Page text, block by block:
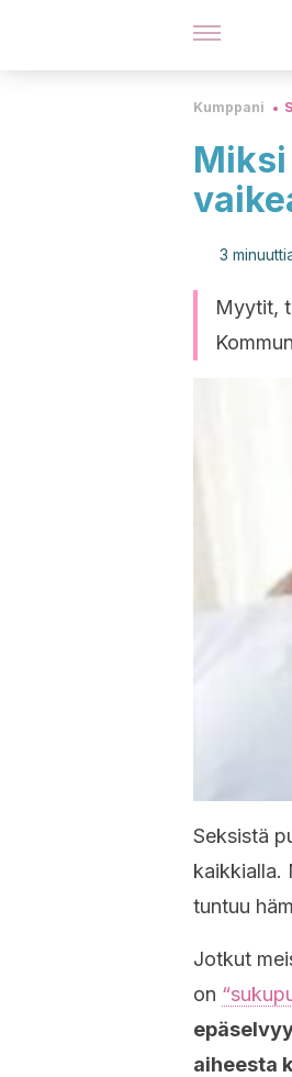
Kumppani
3
Myytit,
Seksistä
kaikkialla.
tuntuu
Jotkut
on
aiheesta